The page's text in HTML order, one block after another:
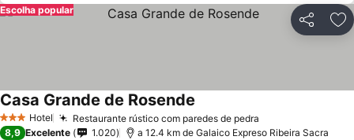
Partilhar
Escolha popular
3 EstrelasHotel Restaurante rústico com paredes de pedra
Casa Grande de Rosende
8,9 Excelente 1.020 a 12.4 km de Galaico Expreso Ribeira Sacra